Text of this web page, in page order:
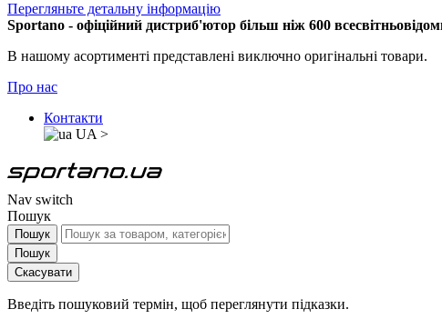
Перегляньте детальну інформацію
Sportano - офіційний дистриб'ютор більш ніж 600
В нашому асортименті представлені виключно оригінальні товари.
Про нас
Контакти
UA >
Nav switch
Пошук
Пошук
Пошук
Скасувати
Введіть пошуковий термін, щоб переглянути підказки.